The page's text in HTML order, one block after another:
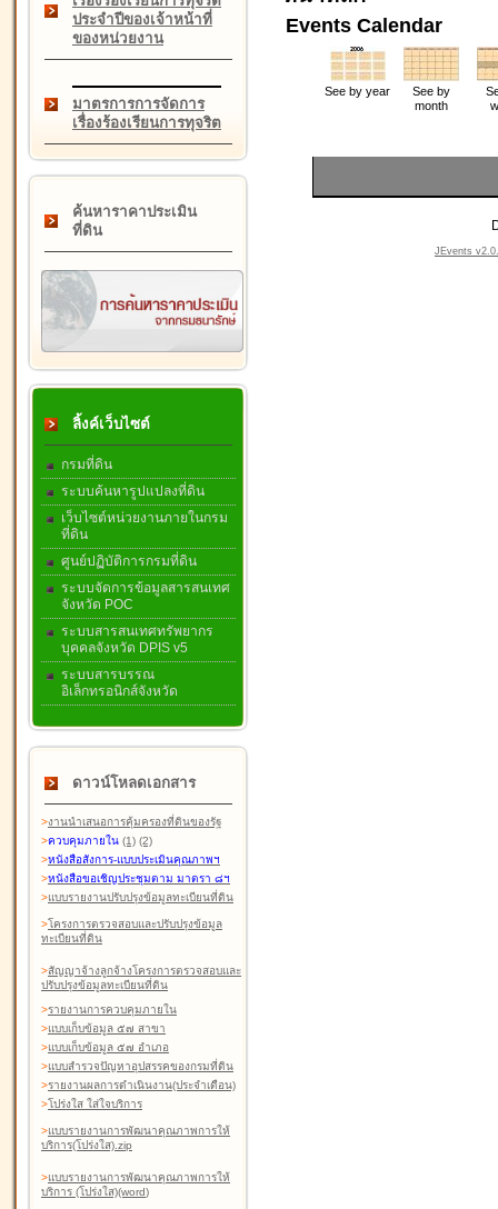
ประจำปีของเจ้าหน้าที่
ของหน่วยงาน
มาตรการการจัดการ
เรื่องร้องเรียนการทุจริต
ค้นหาราคาประเมิน
ที่ดิน
ลิ้งค์เว็บไซต์
กรมที่ดิน
ระบบค้นหารูปแปลงที่ดิน
เว็บไซต์หน่วยงานภายในกรม
ที่ดิน
ศูนย์ปฏิบัติการกรมที่ดิน
ระบบจัดการข้อมูลสารสนเทศ
จังหวัด POC
ระบบสารสนเทศทรัพยากร
บุคคลจังหวัด DPIS v5
ระบบสารบรรณ
อิเล็กทรอนิกส์จังหวัด
ดาวน์โหลดเอกสาร
>งานนำเสนอการคุ้มครองที่ดินของรัฐ
>ควบคุมภายใน (1) (2)
>หนังสือสังการ-แบบประเมินคุณภาพฯ
>หนังสือขอเชิญประชุมตาม มาตรา ๘ฯ
>แบบรายงานปรับปรุงข้อมูลทะเบียนที่ดิน
>โครงการตรวจสอบและปรับปรุงข้อมูล
ทะเบียนที่ดิน
>สัญญาจ้างลูกจ้างโครงการตรวจสอบและ
ปรับปรุงข้อมูลทะเบียนที่ดิน
>รายงานการควบคุมภายใน
>แบบเก็บข้อมูล ๕๗ สาขา
>แบบเก็บข้อมูล ๕๗ อำเภอ
>แบบสำรวจปัญหาอุปสรรคของกรมที่ดิน
>รายงานผลการดำเนินงาน(ประจำเดือน)
>โปร่งใส ใส่ใจบริการ
>แบบรายงานการพัฒนาคุณภาพการให้
บริการ(โปร่งใส).zip
>แบบรายงานการพัฒนาคุณภาพการให้
บริการ (โปร่งใส)(word)
Events Calendar
See by year
See by
month
JEvents